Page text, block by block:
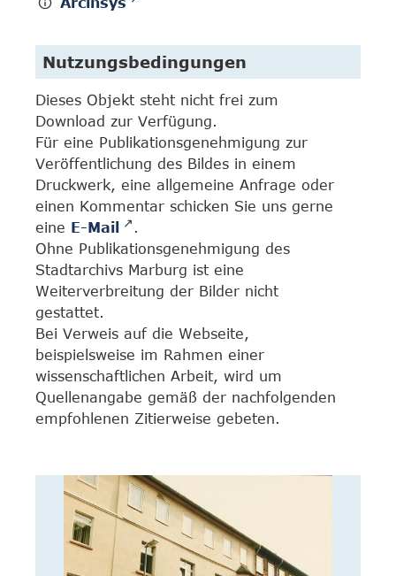
Nutzungsbedingungen
Dieses Objekt steht nicht frei zum
Download zur Verfügung.
Für eine Publikationsgenehmigung zur
Veröffentlichung des Bildes in einem
Druckwerk, eine allgemeine Anfrage oder
einen Kommentar schicken Sie uns gerne
eine E-Mail
.
Ohne Publikationsgenehmigung des
Stadtarchivs Marburg ist eine
Weiterverbreitung der Bilder nicht
gestattet.
Bei Verweis auf die Webseite,
beispielsweise im Rahmen einer
wissenschaftlichen Arbeit, wird um
Quellenangabe gemäß der nachfolgenden
empfohlenen Zitierweise gebeten.